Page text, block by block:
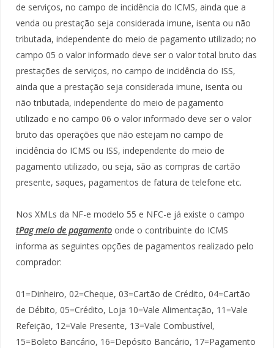
de serviços, no campo de incidência do ICMS, ainda que a
venda ou prestação seja considerada imune, isenta ou não
tributada, independente do meio de pagamento utilizado; no
campo 05 o valor informado deve ser o valor total bruto das
prestações de serviços, no campo de incidência do ISS,
ainda que a prestação seja considerada imune, isenta ou
não tributada, independente do meio de pagamento
utilizado e no campo 06 o valor informado deve ser o valor
bruto das operações que não estejam no campo de
incidência do ICMS ou ISS, independente do meio de
pagamento utilizado, ou seja, são as compras de cartão
presente, saques, pagamentos de fatura de telefone etc.
Nos XMLs da NF-e modelo 55 e NFC-e já existe o campo
tPag meio de pagamento onde o contribuinte do ICMS
informa as seguintes opções de pagamentos realizado pelo
comprador:
01=Dinheiro, 02=Cheque, 03=Cartão de Crédito, 04=Cartão
de Débito, 05=Crédito, Loja 10=Vale Alimentação, 11=Vale
Refeição, 12=Vale Presente, 13=Vale Combustível,
15=Boleto Bancário, 16=Depósito Bancário, 17=Pagamento